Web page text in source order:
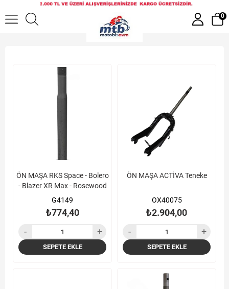
0
ÖN MAŞA RKS Space - Bolero
- Blazer XR Max - Rosewood
G4149
₺774,40
SEPETE EKLE
ÖN MAŞA ACTİVA Teneke
OX40075
₺2.904,00
SEPETE EKLE